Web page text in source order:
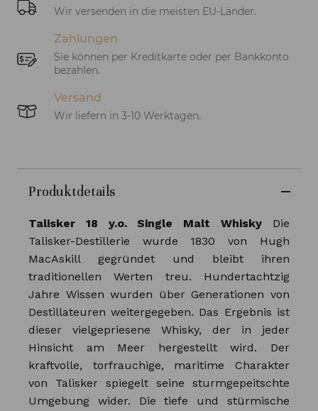
Wir versenden in die meisten EU-Länder.
Zahlungen
Sie können per Kreditkarte oder per Bankkonto
bezahlen.
Versand
Wir liefern in 3-10 Werktagen.
Produktdetails
Talisker 18 y.o. Single Malt Whisky Die
Talisker-Destillerie wurde 1830 von Hugh
MacAskill gegründet und bleibt ihren
traditionellen Werten treu. Hundertachtzig
Jahre Wissen wurden über Generationen von
Destillateuren weitergegeben. Das Ergebnis ist
dieser vielgepriesene Whisky, der in jeder
Hinsicht am Meer hergestellt wird. Der
kraftvolle, torfrauchige, maritime Charakter
von Talisker spiegelt seine sturmgepeitschte
Umgebung wider. Die tiefe und stürmische